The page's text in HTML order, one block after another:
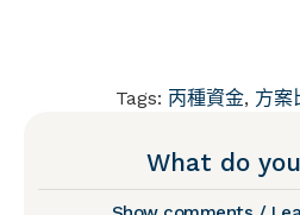
Tags: 丙種資金, 方案
What do